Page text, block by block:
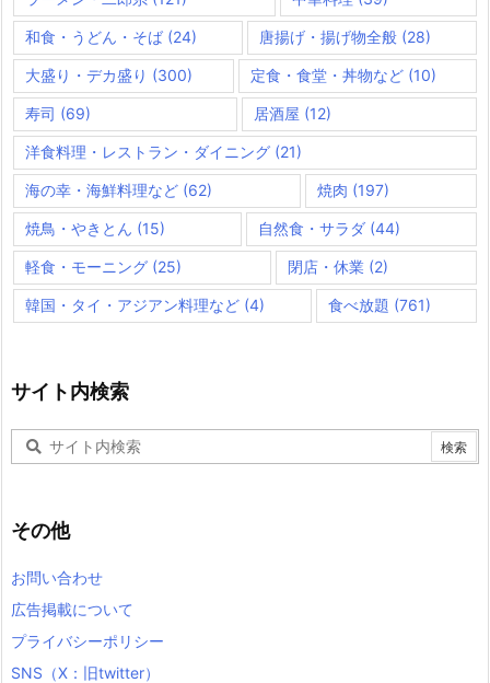
和食・うどん・そば (24) 唐揚げ・揚げ物全般 (28)
大盛り・デカ盛り (300) 定食・食堂・丼物など(10)
寿司 (69) 居酒屋 (12)
洋食料理・レストラン・ダイニング (21)
海の幸・海鮮料理など (62) 焼肉 (197)
焼鳥・やきとん (15) 自然食・サラダ (44)
軽食・モーニング (25) 閉店・休業(2)
韓国・タイ・アジアン料理など (4) 食べ放題 (761)
サイト内検索
その他
お問い合わせ
広告掲載について
プライバシーポリシー
SNS（X：旧twitter）